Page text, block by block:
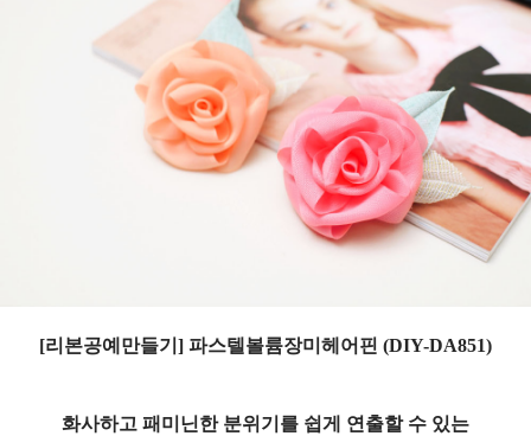
[리본공예만들기] 파스텔볼륨장미헤어핀 (DIY-DA851)
화사하고 패미닌한 분위기를 쉽게 연출할 수 있는